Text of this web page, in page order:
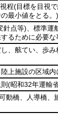
視程(目標を目視
最小値をとる。)
針点等) 、標準
るために必要
、舷てい、歩
上施設の区域内
(昭和32年運輸
可動橋、人導橋